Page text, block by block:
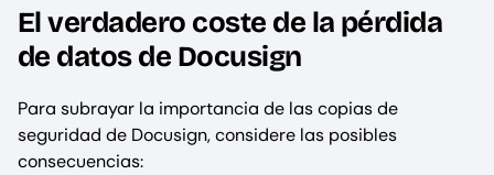
El verdadero coste de la pérdida
de datos de Docusign
Para subrayar la importancia de las copias de
seguridad de Docusign, considere las posibles
consecuencias: